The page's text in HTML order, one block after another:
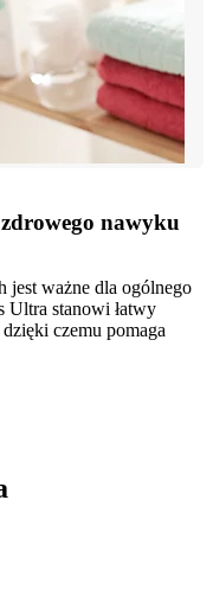
nawyku
jest ważne dla ogólnego
Ultra stanowi łatwy
czemu pomaga